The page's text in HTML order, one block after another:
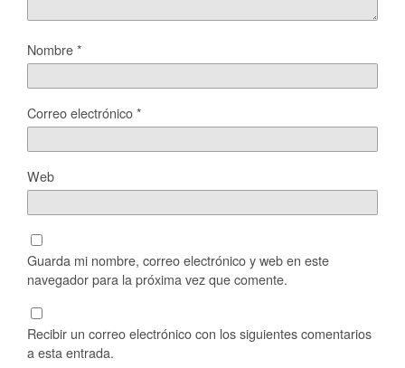
Nombre*
Correo electrónico*
Web
Guarda mi nombre, correo electrónico y web en este
navegador para la próxima vez que comente.
Recibir un correo electrónico con los siguientes comentarios
a esta entrada.